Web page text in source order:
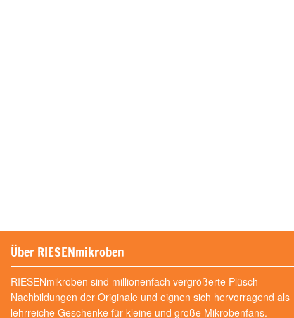
Über RIESENmikroben
RIESENmikroben sind millionenfach vergrößerte Plüsch-
Nachbildungen der Originale und eignen sich hervorragend als
lehrreiche Geschenke für kleine und große Mikrobenfans.